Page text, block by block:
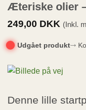
Æteriske olier
249,00 DKK (Inkl.
Udgået produkt⤑
Denne lille